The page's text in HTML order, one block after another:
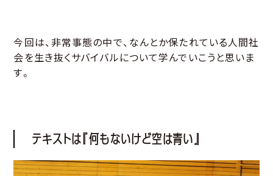
今回は、非常事態の中で、なんとか保たれている人間社
会を生き抜くサバイバルについて学んでいこうと思いま
す。
テキストは『何もないけど空は青い』